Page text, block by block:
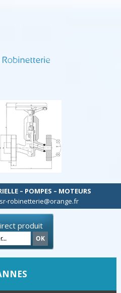
– POMPES – MOTEURS
robinetterie@orange.fr
produit